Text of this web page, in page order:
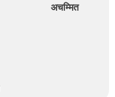
अचम्मित